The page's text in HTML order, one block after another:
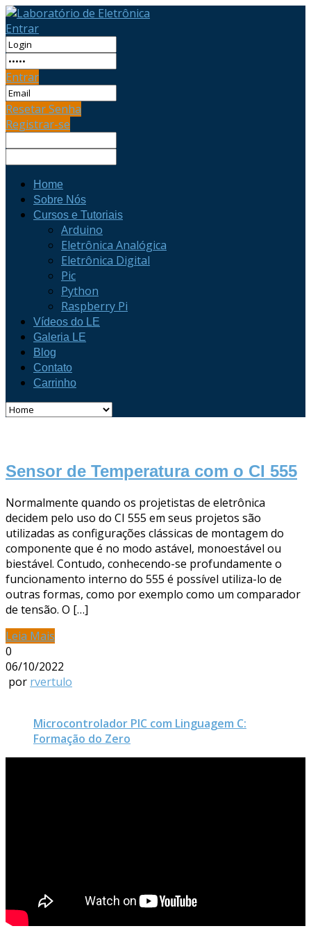
Entrar
Entrar
Resetar Senha
Registrar-se
Home
Sobre Nós
Cursos e Tutoriais
Arduino
Eletrônica Analógica
Eletrônica Digital
Pic
Python
Raspberry Pi
Vídeos do LE
Galeria LE
Blog
Contato
Carrinho
Sensor de Temperatura com o CI 555
Normalmente quando os projetistas de eletrônica
decidem pelo uso do CI 555 em seus projetos são
utilizadas as configurações clássicas de montagem do
componente que é no modo astável, monoestável ou
biestável. Contudo, conhecendo-se profundamente o
funcionamento interno do 555 é possível utiliza-lo de
outras formas, como por exemplo como um comparador
de tensão. O […]
Leia Mais
0
06/10/2022
por rvertulo
Microcontrolador PIC com Linguagem C:
Formação do Zero